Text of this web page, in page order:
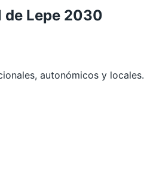
de Lepe 2030
autonómicos y locales.